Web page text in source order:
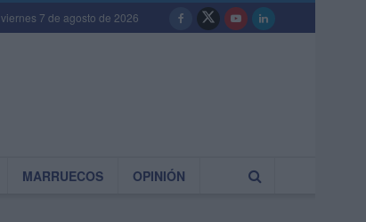
viernes 7 de agosto de 2026
MARRUECOS OPINIÓN